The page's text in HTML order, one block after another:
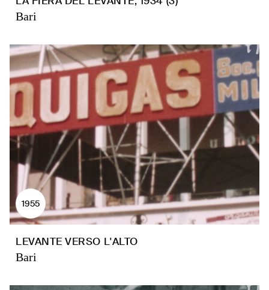
Bari
1955
LEVANTE VERSO L'ALTO
Bari